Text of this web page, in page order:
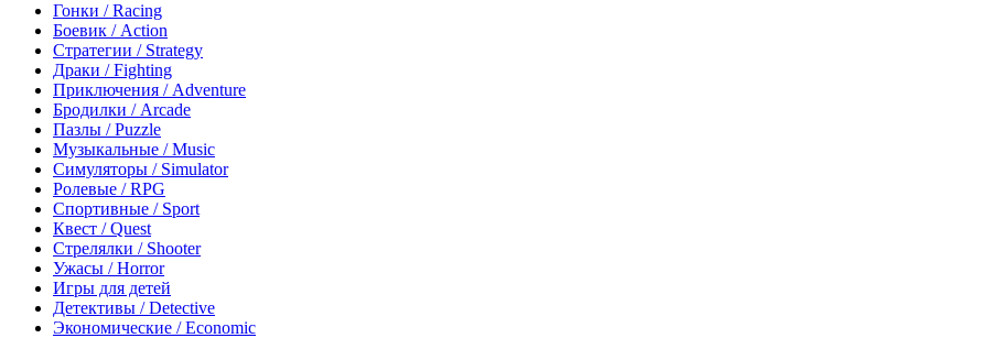
Гонки / Racing
Боевик / Action
Стратегии / Strategy
Драки / Fighting
Приключения / Adventure
Бродилки / Arcade
Пазлы / Puzzle
Музыкальные / Music
Симуляторы / Simulator
Ролевые / RPG
Спортивные / Sport
Квест / Quest
Стрелялки / Shooter
Ужасы / Horror
Игры для детей
Детективы / Detective
Экономические / Economic